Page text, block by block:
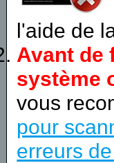
l'aide de
Avant de
système
vous
pour
erreurs